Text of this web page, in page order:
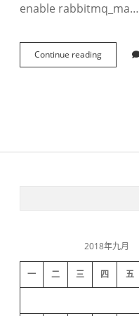
enable rabbitmq_ma…
Continue reading
a
默
理
面
d
2018年九月
一 二 三 四 五